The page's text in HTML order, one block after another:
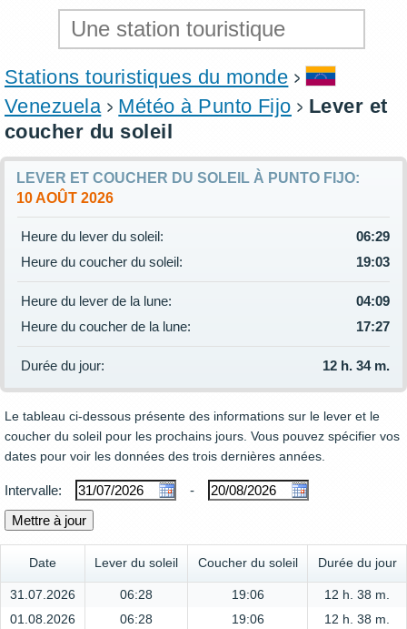
Stations touristiques du monde
Venezuela
Météo à Punto Fijo
Lever et
coucher du soleil
LEVER ET COUCHER DU SOLEIL À PUNTO FIJO:
10 AOÛT 2026
Heure du lever du soleil:
06:29
Heure du coucher du soleil:
19:03
Heure du lever de la lune:
04:09
Heure du coucher de la lune:
17:27
Durée du jour: 12 h. 34 m.
Le tableau ci-dessous présente des informations sur le lever et le
coucher du soleil pour les prochains jours. Vous pouvez spécifier vos
dates pour voir les données des trois dernières années.
Intervalle: -
Date Lever du soleil Coucher du soleil Durée du jour
31.07.2026 06:28 19:06
12 h. 38 m.
01.08.2026
06:28 19:06
12 h. 38 m.